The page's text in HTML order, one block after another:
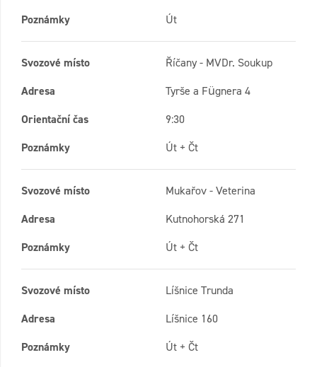
Poznámky
Út
Svozové místo
Říčany - MVDr. Soukup
Adresa
Tyrše a Fügnera 4
Orientační čas
9:30
Poznámky
Út + Čt
Svozové místo
Mukařov - Veterina
Adresa
Kutnohorská 271
Poznámky
Út + Čt
Svozové místo
Líšnice Trunda
Adresa
Líšnice 160
Poznámky
Út + Čt